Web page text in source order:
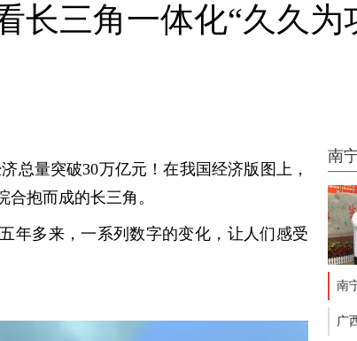
长三角一体化“久久为
总量突破30万亿元！在我国经济版图上，
抱而成的长三角。
年多来，一系列数字的变化，让人们感受
南
南
广